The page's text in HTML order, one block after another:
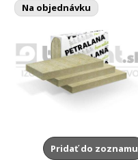
Na objednávku
Pridať do zoznamu